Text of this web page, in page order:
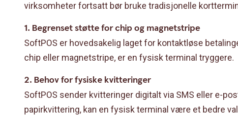
virksomheter fortsatt bør bruke tradisjonelle
1. Begrenset støtte for chip og magnetstripe
SoftPOS er hovedsakelig laget for kontaktløse
chip eller magnetstripe, er en fysisk terminal tryggere.
2. Behov for fysiske kvitteringer
SoftPOS sender kvitteringer digitalt via SMS eller e-
papirkvittering, kan en fysisk terminal være et bedre